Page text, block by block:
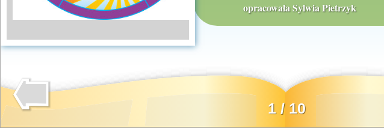
opracowała Sylwia Pietrzyk
1 / 10